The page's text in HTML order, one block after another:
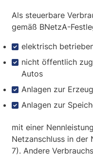
Als steuerbare
gemäß BNetzA-
elektrisch
nicht öffentlich
Autos
Anlagen zur
Anlagen zur
mit einer
Netzanschluss in der
7). Andere